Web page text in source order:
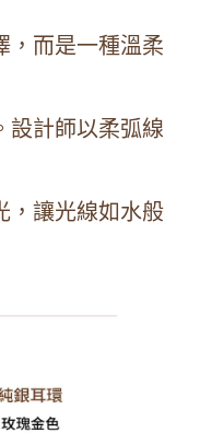
，而是一種溫柔
設計師以柔弧線
，讓光線如水般